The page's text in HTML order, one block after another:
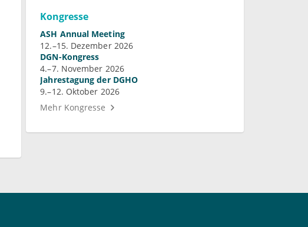
Kongresse
ASH Annual Meeting
12.–15. Dezember 2026
DGN-Kongress
4.–7. November 2026
Jahrestagung der DGHO
9.–12. Oktober 2026
Mehr Kongresse